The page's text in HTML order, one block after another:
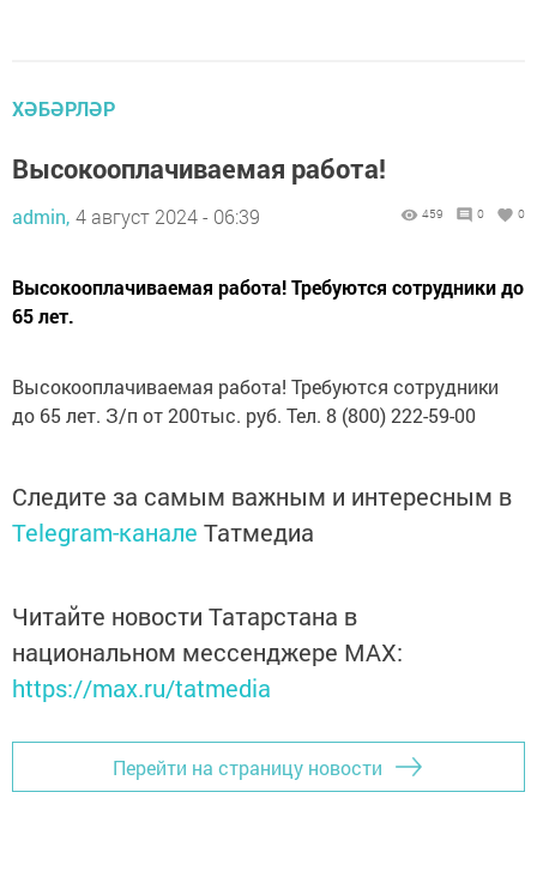
ХӘБӘРЛӘР
Высокооплачиваемая работа!
admin, 4 август 2024 - 06:39 459 0 0
Высокооплачиваемая работа! Требуются сотрудники до
65 лет.
Высокооплачиваемая работа! Требуются сотрудники
до 65 лет. З/п от 200тыс. руб. Тел. 8 (800) 222-59-00
Следите за самым важным и интересным в
Telegram-канале Татмедиа
Читайте новости Татарстана в
национальном мессенджере MАХ:
https://max.ru/tatmedia
Перейти на страницу новости